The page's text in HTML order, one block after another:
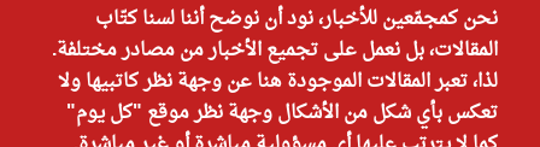
نحن كمجمّعين للأخبار، نود أن نوضح أننا لسنا كتّاب
المقالات، بل نعمل على تجميع الأخبار من مصادر مختلفة.
لذا، تعبر المقالات الموجودة هنا عن وجهة نظر كاتبيها ولا
تعكس بأي شكل من الأشكال وجهة نظر موقع "كل يوم"